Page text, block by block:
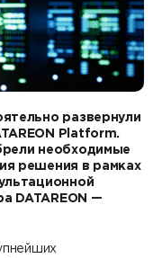
рывок к новым
развернули
Platform.
необходимые
решения в рамках
DATAREON —